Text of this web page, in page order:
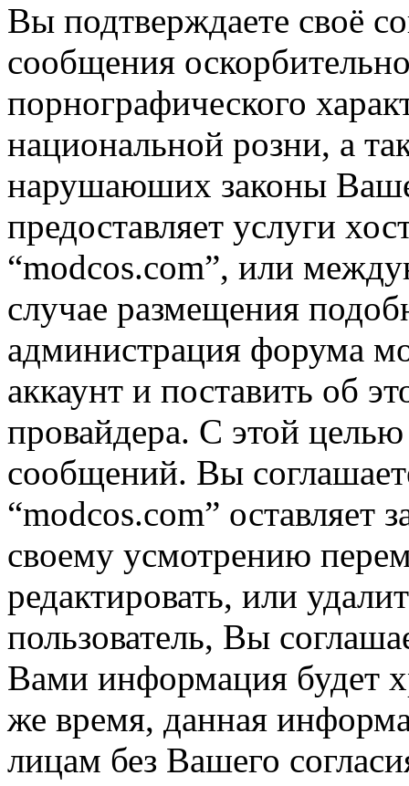
Вы подтверждаете своё
сообщения
порнографического
национальной розни, а
нарушаюших законы
предоставляет услуги
“modcos.com”, или
случае размещения
администрация форума
аккаунт и поставить об
провайдера. С этой
сообщений. Вы
“modcos.com” оставляет
своему усмотрению
редактировать, или
пользователь, Вы
Вами информация будет
же время, данная
лицам без Вашего